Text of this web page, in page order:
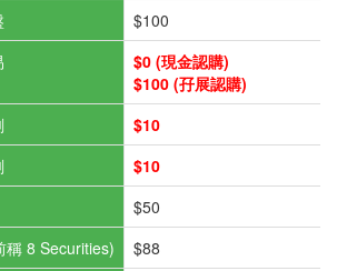
$100
$0 (現金認購)
$100 (孖展認購)
$10
$10
$50
稱 8 Securities)
$88